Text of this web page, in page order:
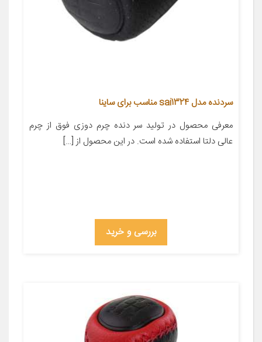
سردنده مدل sai1324 مناسب برای ساینا
معرفی محصول در تولید سر دنده چرم دوزی فوق از چرم
عالی دلتا استفاده شده است. در این محصول از […]
بررسی و خرید